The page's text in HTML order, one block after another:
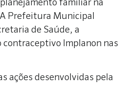
familiar na
Prefeitura Municipal
de Saúde, a
contraceptivo Implanon nas
ações desenvolvidas pela